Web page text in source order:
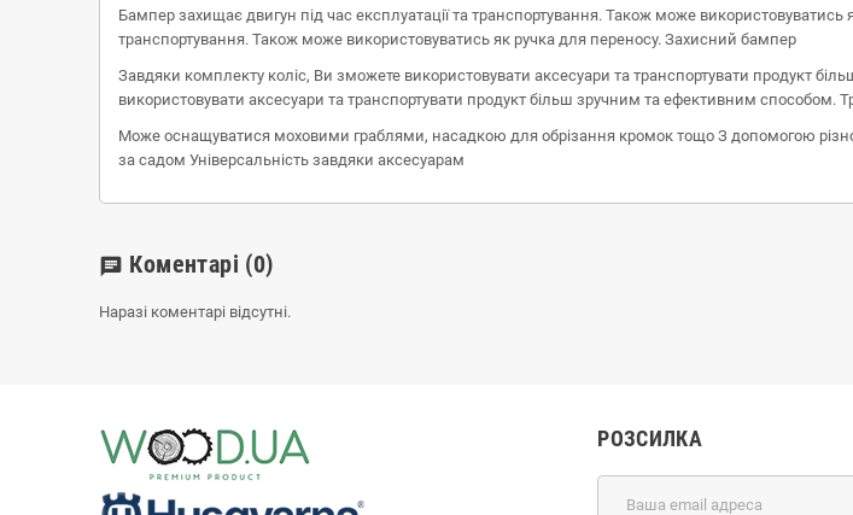
Бампер захищає двигун під час експлуатації та транспортування. Також може
транспортування. Також може використовуватись як ручка для переносу. Захисний бампер
Завдяки комплекту коліс, Ви зможете використовувати аксесуари та транспортувати продукт
використовувати аксесуари та транспортувати продукт більш зручним та ефективним способом.
Може оснащуватися моховими граблями, насадкою для обрізання кромок тощо З допомогою
за садом Універсальність завдяки аксесуарам
chat Коментарі (0)
Наразі коментарі відсутні.
РОЗСИЛКА